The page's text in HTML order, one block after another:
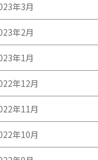
年3月
年2月
年1月
年12月
年11月
年10月